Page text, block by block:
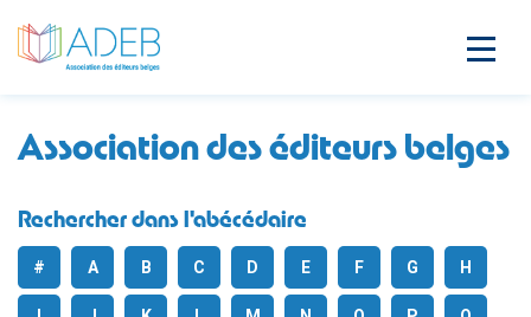
Association des éditeurs belges
Rechercher dans l'abécédaire
# A B C D E F G H